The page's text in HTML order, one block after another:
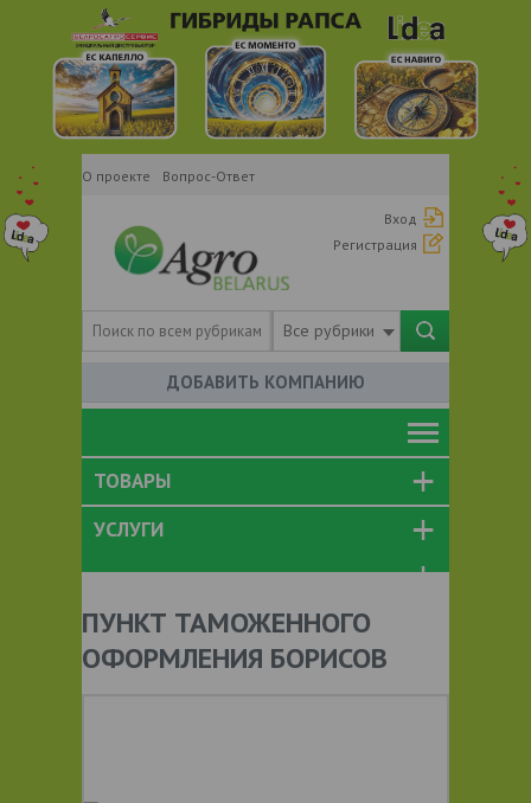
О проекте Вопрос-Ответ
Вход
Регистрация
Все рубрики
ДОБАВИТЬ КОМПАНИЮ
ТОВАРЫ
УСЛУГИ
ПУНКТ ТАМОЖЕННОГО
ОФОРМЛЕНИЯ БОРИСОВ